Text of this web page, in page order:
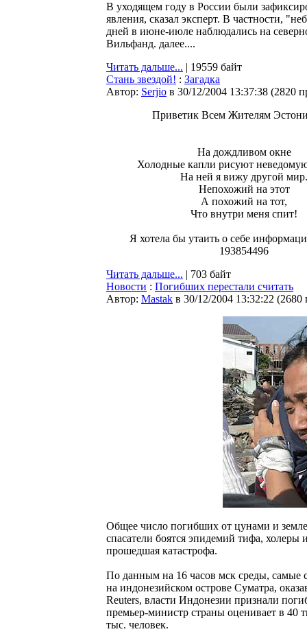
В уходящем году в России были
явления, сказал эксперт. В частности,
дней в июне-июле наблюдались на
Вильфанд. далее....
Читать дальше... | 19559 байт
Стань звездой! : Загадка
Автор: Serjio в 30/12/2004 13:37:38 (2820
Приветик Всем Жителям
На дождливом окне
Холодные капли рисуют
На ней я вижу другой мир.
Непохожий на этот
А похожий на тот,
Что внутри меня спит!
Я хотела бы утаить о себе
193854496
Читать дальше... | 703 байт
Новости : Погибших перестали считать
Автор: Мastak в 30/12/2004 13:32:22 (2680
Общее число погибших от цунами и
спасатели боятся эпидемий тифа,
прошедшая катастрофа.
По данным на 16 часов мск среды, самые
на индонезийском острове Суматра,
Reuters, власти Индонезии признали
премьер-министр страны оценивает в
тыс. человек.